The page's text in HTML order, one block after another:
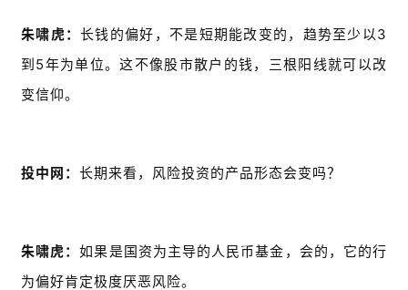
朱啸虎：长钱的偏好，不是短期能改变的，趋势至少以3
到5年为单位。这不像股市散户的钱，三根阳线就可以改
变信仰。
投中网： 长期来看，风险投资的产品形态会变吗？
朱啸虎：如果是国资为主导的人民币基金，会的，它的行
为偏好肯定极度厌恶风险。